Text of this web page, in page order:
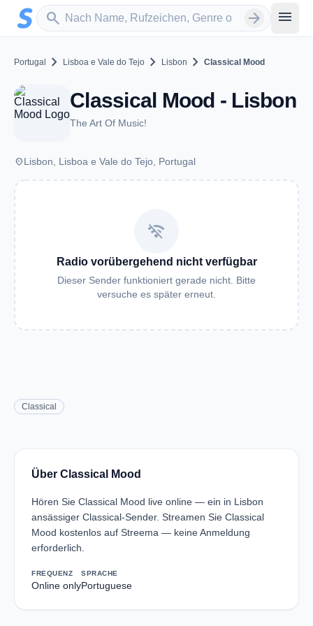
Zum Hauptinhalt springen
search
Sender suchen arrow_forward menu
Portugal chevron_right Lisboa e Vale do Tejo chevron_right Lisbon chevron_right Classical Mood
Classical Mood - Lisbon
The Art Of Music!
placeLisbon, Lisboa e Vale do Tejo, Portugal
wifi_off
Radio vorübergehend nicht verfügbar
Dieser Sender funktioniert gerade nicht. Bitte
versuche es später erneut.
Classical
Über Classical Mood
Hören Sie Classical Mood live online — ein in Lisbon
ansässiger Classical-Sender. Streamen Sie Classical
Mood kostenlos auf Streema — keine Anmeldung
erforderlich.
FREQUENZ
Online only
SPRACHE
Portuguese